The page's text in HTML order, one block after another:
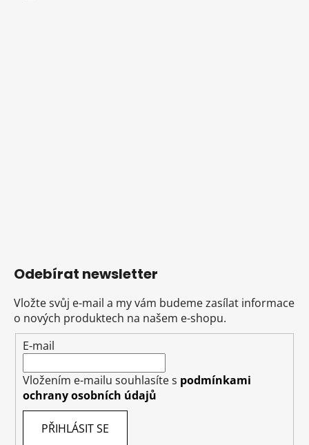
Odebírat newsletter
Vložte svůj e-mail a my vám budeme zasílat informace
o nových produktech na našem e-shopu.
E-mail
Vložením e-mailu souhlasíte s podmínkami
ochrany osobních údajů
PŘIHLÁSIT SE